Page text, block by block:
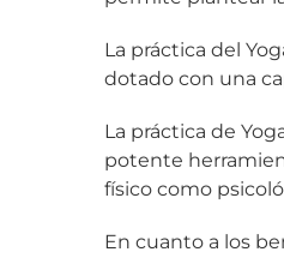
La práctica del
dotado con una
La práctica de
potente
físico como
En cuanto a los